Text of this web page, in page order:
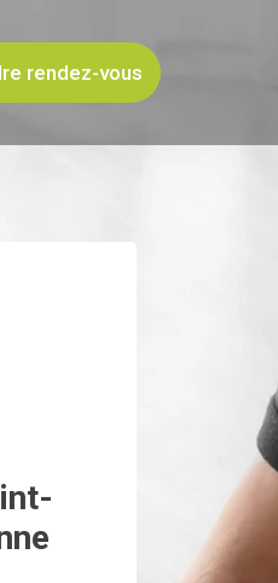
rendez-vous